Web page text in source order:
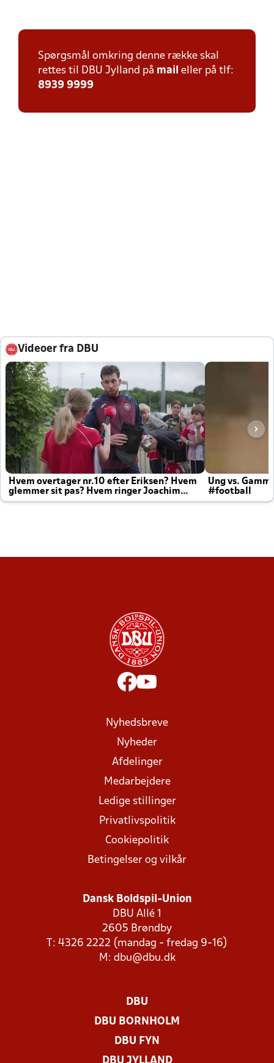
Spørgsmål omkring denne række skal
rettes til DBU Jylland på mail eller på tlf:
8939 9999
Videoer fra DBU
Hvem overtager nr.10 efter Eriksen? Hvem
glemmer sit pas? Hvem ringer Joachim
altid til efter kampe?
Ung vs.
#football
Nyhedsbreve
Nyheder
Afdelinger
Medarbejdere
Ledige stillinger
Privatlivspolitik
Cookiepolitik
Betingelser og vilkår
Dansk Boldspil-Union
DBU Allé 1
2605 Brøndby
T: 4326 2222 (mandag - fredag 9-16)
M: dbu@dbu.dk
DBU
DBU BORNHOLM
DBU FYN